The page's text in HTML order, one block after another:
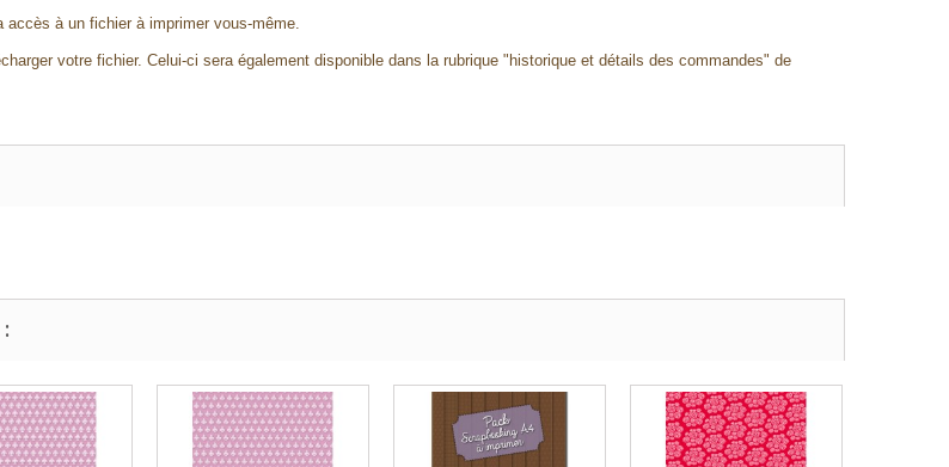
à un fichier à imprimer vous-même.
votre fichier. Celui-ci sera également disponible dans la rubrique "historique et détails des commandes" de